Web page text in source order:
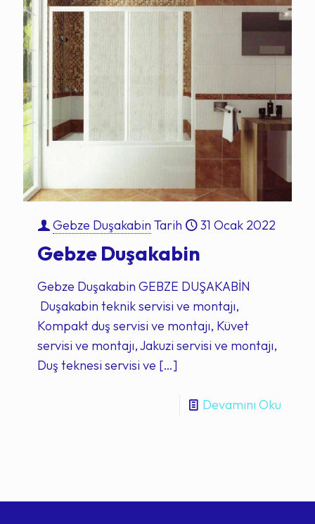
Gebze Duşakabin Tarih 31 Ocak 2022
Gebze Duşakabin
Gebze Duşakabin GEBZE DUŞAKABİN
Duşakabin teknik servisi ve montajı,
Kompakt duş servisi ve montajı, Küvet
servisi ve montajı, Jakuzi servisi ve montajı,
Duş teknesi servisi ve […]
Devamını Oku